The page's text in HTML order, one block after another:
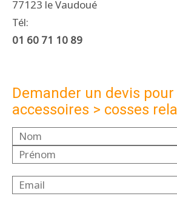
Outillage manuel
Outillage électrique
77123 le Vaudoué
Tél:
01 60 71 10 89
Demander un devis pour
accessoires > cosses